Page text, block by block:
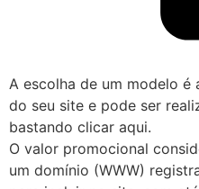
A escolha de um modelo é
do seu site e pode ser
bastando clicar aqui.
O valor promocional
um domínio (WWW)